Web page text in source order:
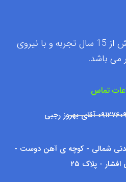
لوله بازکنی کاسپین با بیش از 15 سال تجربه و با نیروی
می باشد.
تماس
شمالی - کوچه ی آهن دوست -
- پلاک ۲۵